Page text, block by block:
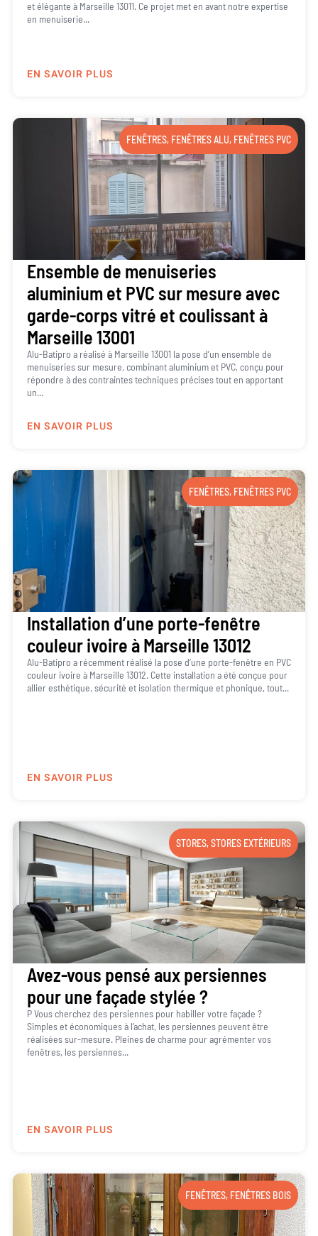
et élégante à Marseille 13011. Ce projet met en avant notre expertise
en menuiserie...
EN SAVOIR PLUS
FENÊTRES, FENÊTRES ALU, FENÊTRES PVC
Ensemble de menuiseries
aluminium et PVC sur mesure avec
garde-corps vitré et coulissant à
Marseille 13001
Alu-Batipro a réalisé à Marseille 13001 la pose d’un ensemble de
menuiseries sur mesure, combinant aluminium et PVC, conçu pour
répondre à des contraintes techniques précises tout en apportant
un...
EN SAVOIR PLUS
FENÊTRES, FENÊTRES PVC
Installation d’une porte-fenêtre
couleur ivoire à Marseille 13012
Alu-Batipro a récemment réalisé la pose d’une porte-fenêtre en PVC
couleur ivoire à Marseille 13012. Cette installation a été conçue pour
allier esthétique, sécurité et isolation thermique et phonique, tout...
EN SAVOIR PLUS
STORES,STORES EXTÉRIEURS
Avez-vous pensé aux persiennes
pour une façade stylée ?
P Vous cherchez des persiennes pour habiller votre façade ?
Simples et économiques à l’achat, les persiennes peuvent être
réalisées sur-mesure. Pleines de charme pour agrémenter vos
fenêtres, les persiennes...
EN SAVOIR PLUS
FENÊTRES, FENÊTRES BOIS